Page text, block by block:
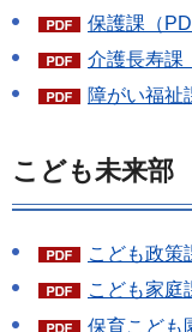
保護課（
介護長寿課
障がい福祉
こども未来部
こども政策
こども家庭
保育こども